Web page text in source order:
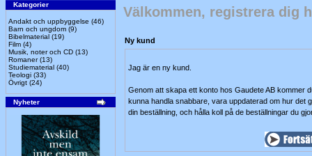
Kategorier
Andakt och uppbyggelse (46)
Barn och ungdom (9)
Bibelmaterial (19)
Film (4)
Musik, noter och CD (13)
Romaner(13)
Studiematerial (40)
Teologi (33)
Övrigt (24)
Nyheter
Välkommen, registrera dig
Ny kund
Jag är en ny kund.
Genom att skapa ett konto hos Gaudete AB kommer
kunna handla snabbare, vara uppdaterad om hur det
din beställning, och hålla koll på de beställningar du